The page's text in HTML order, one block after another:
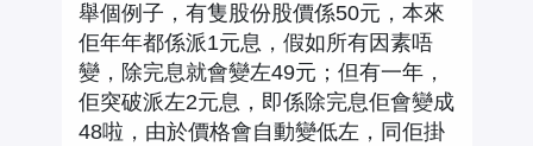
舉個例子，有隻股份股價係50元，本來
佢年年都係派1元息，假如所有因素唔
變，除完息就會變左49元；但有一年，
佢突破派左2元息，即係除完息佢會變成
48啦，由於價格會自動變低左，同佢掛